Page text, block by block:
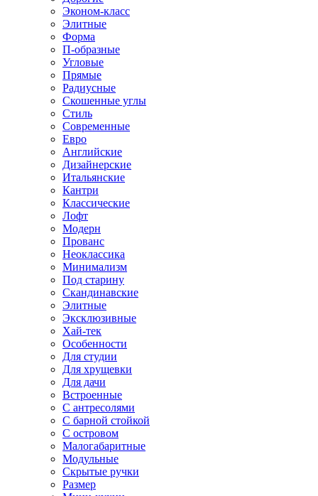
Эконом-класс
Элитные
Форма
П-образные
Угловые
Прямые
Радиусные
Скошенные углы
Стиль
Современные
Евро
Английские
Дизайнерские
Итальянские
Кантри
Классические
Лофт
Модерн
Прованс
Неоклассика
Минимализм
Под старину
Скандинавские
Элитные
Эксклюзивные
Хай-тек
Особенности
Для студии
Для хрущевки
Для дачи
Встроенные
С антресолями
С барной стойкой
С островом
Малогабаритные
Модульные
Скрытые ручки
Размер